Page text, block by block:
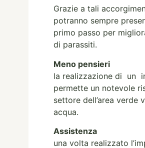
Grazie a tali
potranno sempre
primo passo per
di parassiti.
Meno pensieri
la realizzazione di un
permette un notevole
settore dell’area
acqua.
Assistenza
una volta realizzato